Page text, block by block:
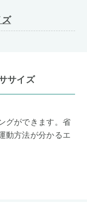
ズ
サイズ
グができます。省
動方法が分かるエ